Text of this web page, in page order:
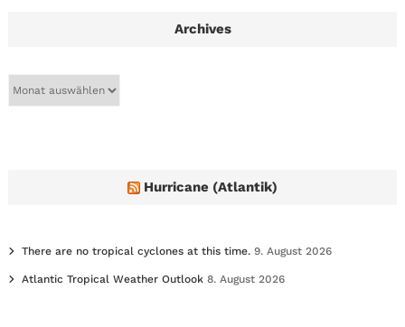
Archives
Hurricane (Atlantik)
There are no tropical cyclones at this time. 9. August 2026
Atlantic Tropical Weather Outlook 8. August 2026